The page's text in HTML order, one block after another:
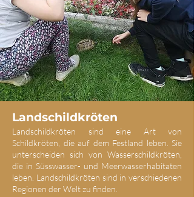
Landschildkröten
Landschildkröten sind eine Art von
Schildkröten, die auf dem Festland leben. Sie
unterscheiden sich von Wasserschildkröten,
die in Süsswasser- und Meerwasserhabitaten
leben. Landschildkröten sind in verschiedenen
Regionen der Welt zu finden.